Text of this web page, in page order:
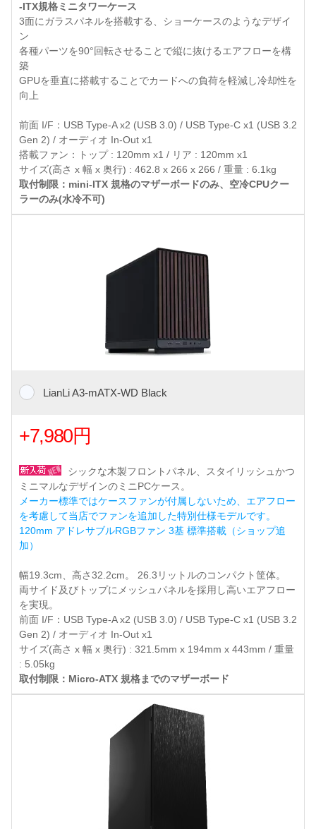
-ITX規格ミニタワーケース
3面にガラスパネルを搭載する、ショーケースのようなデザイ
ン
各種パーツを90°回転させることで縦に抜けるエアフローを構
築
GPUを垂直に搭載することでカードへの負荷を軽減し冷却性を
向上
前面 I/F：USB Type-A x2 (USB 3.0) / USB Type-C x1 (USB 3.2
Gen 2) / オーディオ In-Out x1
搭載ファン：トップ : 120mm x1 / リア : 120mm x1
サイズ(高さ x 幅 x 奥行) : 462.8 x 266 x 266 / 重量 : 6.1kg
取付制限：mini-ITX 規格のマザーボードのみ、空冷CPUクー
ラーのみ(水冷不可)
LianLi A3-mATX-WD Black
+7,980円
シックな木製フロントパネル、スタイリッシュかつ
ミニマルなデザインのミニPCケース。
メーカー標準ではケースファンが付属しないため、エアフロー
を考慮して当店でファンを追加した特別仕様モデルです。
120mm アドレサブルRGBファン 3基 標準搭載（ショップ追
加）
幅19.3cm、高さ32.2cm。 26.3リットルのコンパクト筐体。
両サイド及びトップにメッシュパネルを採用し高いエアフロー
を実現。
前面 I/F：USB Type-A x2 (USB 3.0) / USB Type-C x1 (USB 3.2
Gen 2) / オーディオ In-Out x1
サイズ(高さ x 幅 x 奥行) : 321.5mm x 194mm x 443mm / 重量
: 5.05kg
取付制限：Micro-ATX 規格までのマザーボード